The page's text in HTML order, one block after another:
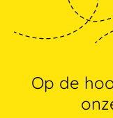
Op de